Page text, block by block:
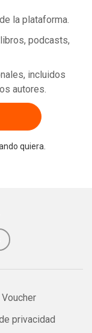
la plataforma.
podcasts,
incluidos
autores.
quiera.
privacidad